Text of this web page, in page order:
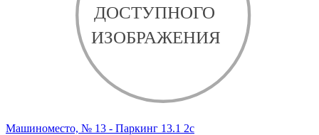
Машиноместо, № 13 - Паркинг 13.1 2с